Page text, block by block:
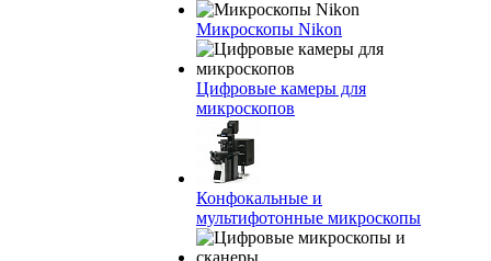
Микроскопы Nikon
Цифровые камеры для
микроскопов
Конфокальные и
мультифотонные микроскопы